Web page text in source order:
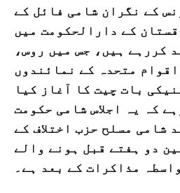
کے نگران شامی فائل کے
کے دارالحکومت میں
کررہے ہیں، جس میں روس،
متحدہ کے نمائندوں
بات چیت کا آغاز کیا
کہ یہ اجلاس شامی حکومت
شامی مسلح حزب اختلاف کے
دو ہفتے قبل ہونے والے
مذاکرات کے بعد ہے۔